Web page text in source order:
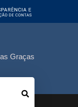
Graças